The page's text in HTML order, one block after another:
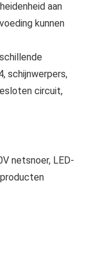
aan
kunnen
schijnwerpers,
circuit,
netsnoer, LED-